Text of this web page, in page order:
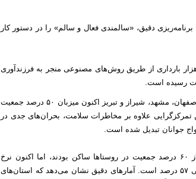
دقیق، «سالمندی فعال و سالم» را در دستور کار
بر نقش مراکز ناباروری تأکید کرد و اعلام شد: در سال ۱۴۰۴، بیش از ۱۵ هزار بارداری از طریق روش‌های مصنوعی منجر به فرزندآوری
رئیسی به چالش تراکم جمعیت پرداخت و اظهار داشت: کلان‌شهرهای تهران، اصفهان، مشهد، شیراز و تبریز اکنون میزبان ۵۰ درصد جمعیت
کرده‌اند. این تمرکزگرایی علاوه بر مخاطرات سلامت، بحران‌های جدی در
جوانان تبدیل شده است.
وی با مقایسه وضعیت فعلی با دهه ۶۰ خاطرنشان کرد: در آن دوران بیش از ۶۰ درصد جمعیت در روستاها ساکن بودند، اما اکنون نرخ
شهرنشینی در ایران به ۷۶ درصد رسیده است که بسیار بالاتر از میانگین جهانی ۵۷ درصد است. آمارهای دقیق نشان می‌دهد که استان‌های